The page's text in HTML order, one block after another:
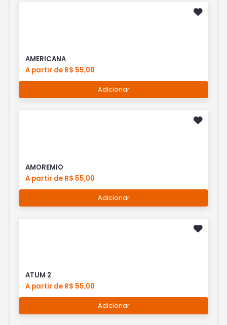
AMERICANA
A partir de R$ 55,00
Adicionar
AMOREMIO
A partir de R$ 55,00
Adicionar
ATUM 2
A partir de R$ 55,00
Adicionar